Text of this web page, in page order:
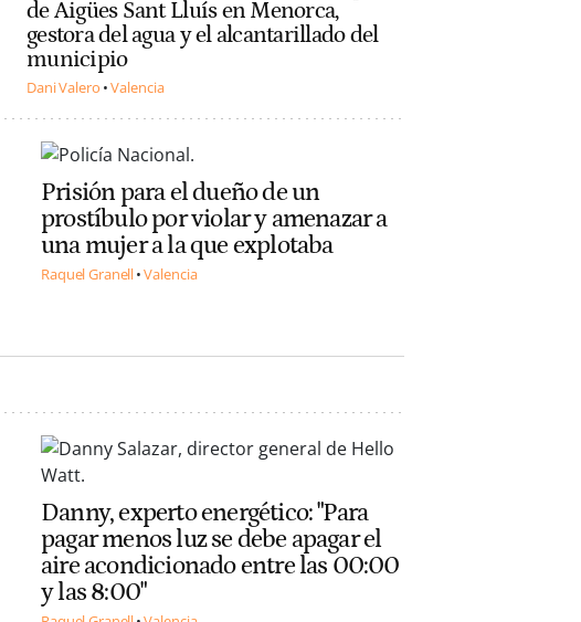
de Aigües Sant Lluís en Menorca,
gestora del agua y el alcantarillado del
municipio
Dani Valero Valencia
Prisión para el dueño de un
prostíbulo por violar y amenazar a
una mujer a la que explotaba
Raquel Granell Valencia
Danny, experto energético: "Para
pagar menos luz se debe apagar el
aire acondicionado entre las 00:00
y las 8:00"